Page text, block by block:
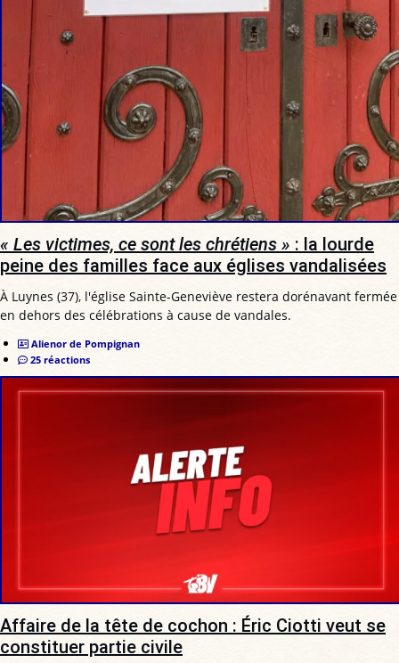
« Les victimes, ce sont les chrétiens » : la lourde
peine des familles face aux églises vandalisées
À Luynes (37), l'église Sainte-Geneviève restera dorénavant fermée
en dehors des célébrations à cause de vandales.
Alienor de Pompignan
25 réactions
Affaire de la tête de cochon : Éric Ciotti veut se
constituer partie civile